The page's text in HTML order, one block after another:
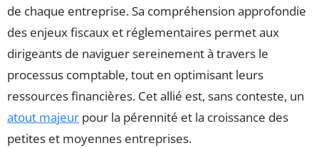
de chaque entreprise. Sa compréhension approfondie
des enjeux fiscaux et réglementaires permet aux
dirigeants de naviguer sereinement à travers le
processus comptable, tout en optimisant leurs
ressources financières. Cet allié est, sans conteste, un
atout majeur pour la pérennité et la croissance des
petites et moyennes entreprises.